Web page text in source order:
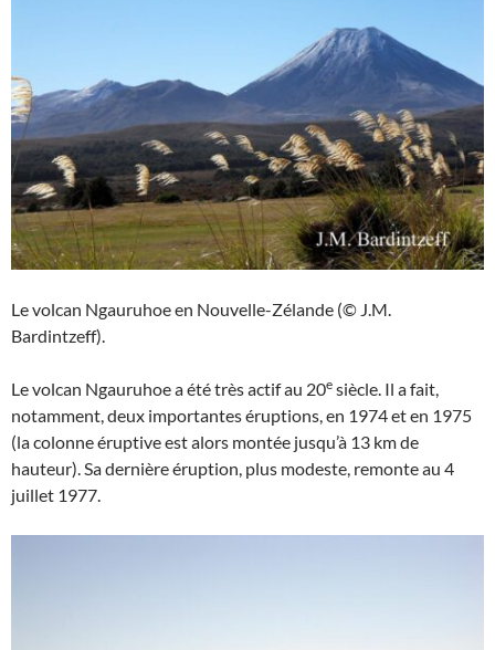
Le volcan Ngauruhoe en Nouvelle-Zélande (© J.M.
Bardintzeff).
Le volcan Ngauruhoe a été très actif au 20e siècle. Il a fait,
notamment, deux importantes éruptions, en 1974 et en 1975
(la colonne éruptive est alors montée jusqu’à 13 km de
hauteur). Sa dernière éruption, plus modeste, remonte au 4
juillet 1977.